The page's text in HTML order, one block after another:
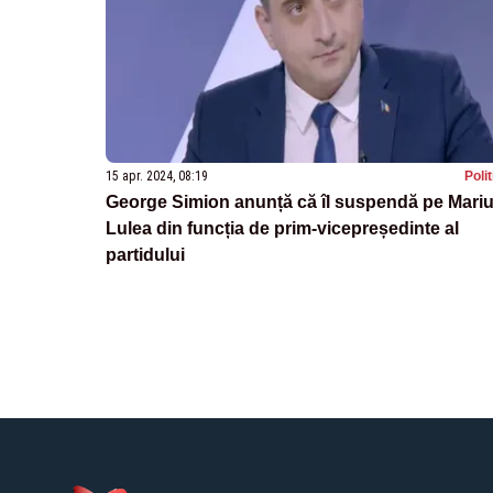
15 apr. 2024, 08:19
George Simion anunță că îl suspendă pe
Lulea din funcția de prim-vicepreședinte al
partidului